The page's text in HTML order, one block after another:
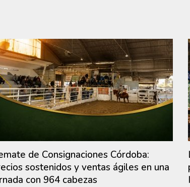
de Consignaciones Córdoba:
sostenidos y ventas ágiles en una
con 964 cabezas